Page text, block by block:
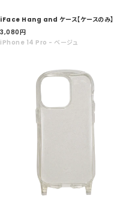
iFace Hang and ケース【ケースのみ】
セ
ー
3,080円
iPhone 14 Pro - ベージュ